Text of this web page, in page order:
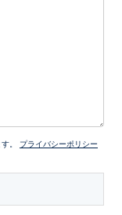
。 プライバシーポリシー